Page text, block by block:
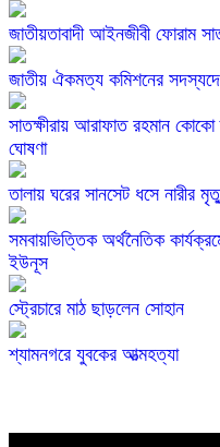
জাতীয়তাবাদী আইনজীবী ফোরাম
জাতীয় ঐকমত্য কমিশনের
সাতক্ষীরায় আরাফাত রহমান কোকো
ঘোষণা
তালায় ঘরের সানসেট ধসে নারীর
সমবায়ভিত্তিক অর্থনৈতিক
ইউনূস
স্ট্রেচারে মাঠ ছাড়লেন সোহান
শ্যামনগরে যুবকের আত্মহত্যা